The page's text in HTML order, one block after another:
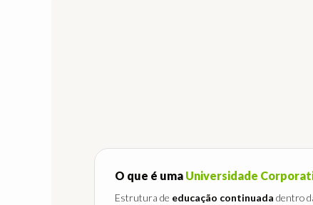
O que é uma Universidade
Estrutura de educação continuada dentro